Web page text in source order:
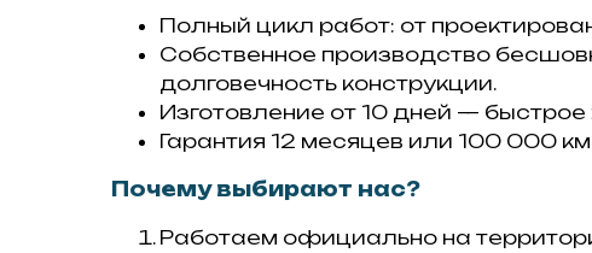
Полный цикл работ: от
Собственное производство
долговечность конструкции.
Изготовление от 10 дней —
Гарантия 12 месяцев или 100 000
Почему выбирают нас?
Работаем официально на